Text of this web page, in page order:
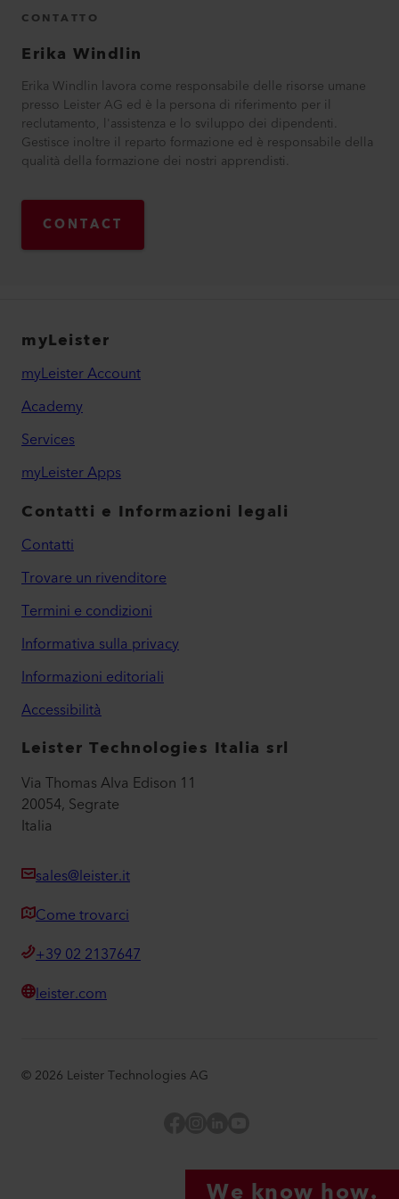
CONTATTO
Erika Windlin
Erika Windlin lavora come responsabile delle risorse umane
presso Leister AG ed è la persona di riferimento per il
reclutamento, l'assistenza e lo sviluppo dei dipendenti.
Gestisce inoltre il reparto formazione ed è responsabile della
qualità della formazione dei nostri apprendisti.
CONTACT
myLeister
myLeister Account
Academy
Services
myLeister Apps
Contatti e Informazioni legali
Contatti
Trovare un rivenditore
Termini e condizioni
Informativa sulla privacy
Informazioni editoriali
Accessibilità
Leister Technologies Italia srl
Via Thomas Alva Edison 11
20054, Segrate
Italia
sales@leister.it
Come trovarci
+39 02 2137647
leister.com
© 2026 Leister Technologies AG